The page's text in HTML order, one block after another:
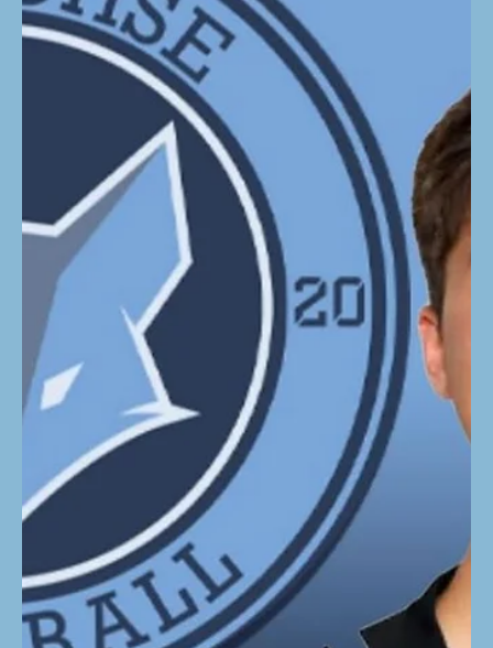
Vertrag über zwei Jahre
Der 19-jährige rechte Flügel aus Gänserndorf zählt zu
den talentiertesten Linkshändern Österreichs und ist
zudem österreichischer U20-Nationalspieler. Für das
Nationalteam absolvierte Marc bislang 30
Länderspiele und erzielte dabei starke 76 Tore. Mit
dem UHK Krems feierte er in den vergangenen zwei
Saisonen große Erfolge und holte sowohl den
Meistertitel als auch den ÖHB-Pokal Wir sind sehr
glücklich, dass sich Marc für den Weg nach
Bruck/Trofaiach entschieden hat, und freue